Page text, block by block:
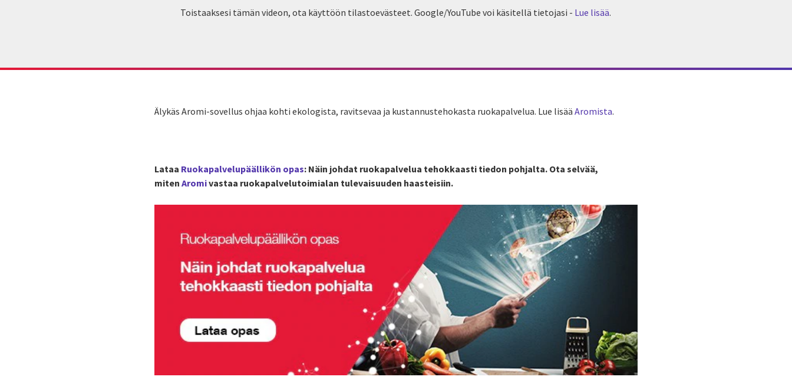
Toistaaksesi tämän videon, ota käyttöön tilastoevästeet. Google/YouTube voi käsitellä tietojasi - Lue lisää.
Älykäs Aromi-sovellus ohjaa kohti ekologista, ravitsevaa ja kustannustehokasta ruokapalvelua. Lue lisääAromista.
Lataa Ruokapalvelupäällikön opas: Näin johdat ruokapalvelua tehokkaasti tiedon pohjalta. Ota selvää,
mitenAromivastaa ruokapalvelutoimialan tulevaisuuden haasteisiin.